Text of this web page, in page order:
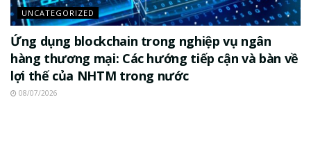
UNCATEGORIZED
Ứng dụng blockchain trong nghiệp vụ ngân
hàng thương mại: Các hướng tiếp cận và bàn về
lợi thế của NHTM trong nước
08/07/2026